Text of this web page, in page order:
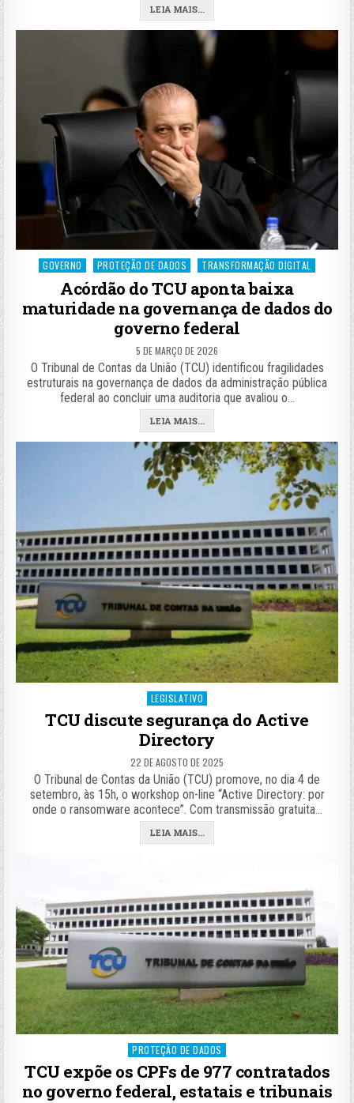
LEIA MAIS...
Posted
GOVERNO PROTEÇÃO DE DADOS TRANSFORMAÇÃO DIGITAL
Acórdão do TCU aponta baixa
maturidade na governança de dados do
governo federal
5 DE MARÇO DE 2026
O Tribunal de Contas da União (TCU) identificou fragilidades
estruturais na governança de dados da administração pública
federal ao concluir uma auditoria que avaliou o…
LEIA MAIS...
Posted
LEGISLATIVO
TCU discute segurança do Active
Directory
22 DE AGOSTO DE 2025
O Tribunal de Contas da União (TCU) promove, no dia 4 de
setembro, às 15h, o workshop on-line “Active Directory: por
onde o ransomware acontece”. Com transmissão gratuita…
LEIA MAIS...
Posted
PROTEÇÃO DE DADOS
TCU expõe os CPFs de 977 contratados
no governo federal, estatais e tribunais